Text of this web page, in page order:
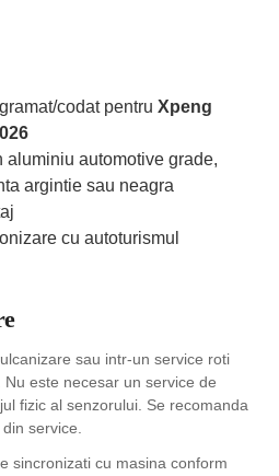
codat pentru Xpeng
aluminiu automotive grade,
argintie sau neagra
cu autoturismul
sau intr-un service roti
este necesar un service de
fizic al senzorului. Se recomanda
service.
sincronizati cu masina conform